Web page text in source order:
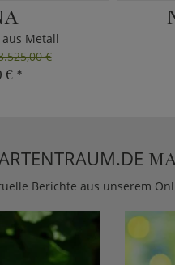
aus Metall
€
€ *
Berichte aus unserem